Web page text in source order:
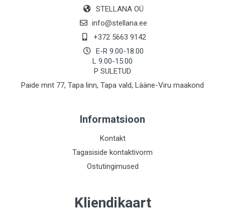
STELLANA OÜ
info@stellana.ee
+372 5663 9142
E-R 9.00-18.00
L 9.00-15.00
P SULETUD
Paide mnt 77, Tapa linn, Tapa vald, Lääne-Viru maakond
Informatsioon
Kontakt
Tagasiside kontaktivorm
Ostutingimused
Kliendikaart